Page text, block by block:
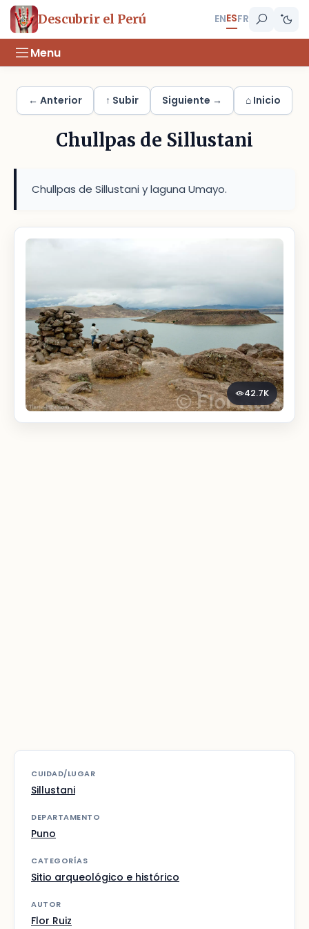
Descubrir el Perú ENESFR
Menu
← Anterior ↑ Subir Siguiente → ⌂ Inicio
Chullpas de Sillustani
Chullpas de Sillustani y laguna Umayo.
42.7K
CUIDAD/LUGAR
Sillustani
DEPARTAMENTO
Puno
CATEGORÍAS
Sitio arqueológico e histórico
AUTOR
Flor Ruiz